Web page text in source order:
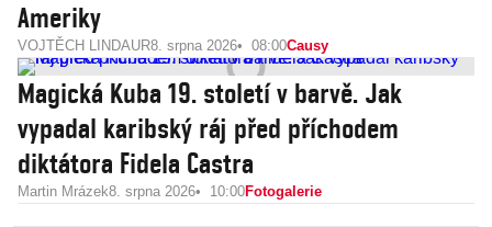
Ameriky
VOJTĚCH LINDAUR8. srpna 2026 08:00Causy
Magická Kuba 19. století v barvě. Jak
vypadal karibský ráj před příchodem
diktátora Fidela Castra
Martin Mrázek8. srpna 2026 10:00Fotogalerie